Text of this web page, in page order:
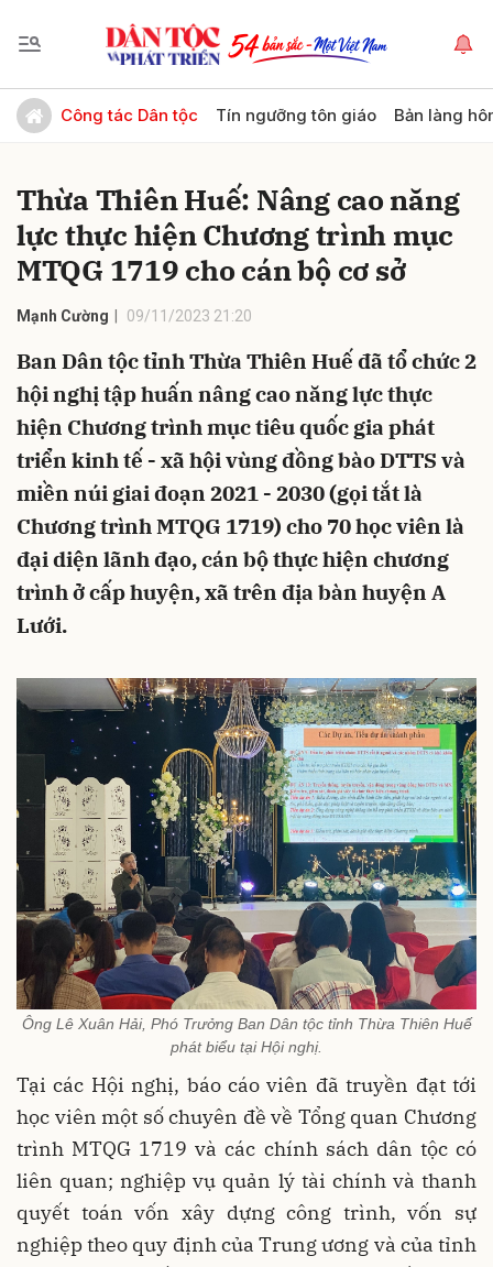
Công tác Dân tộc Tín ngưỡng tôn giáo Bản làng
Thừa Thiên Huế: Nâng cao năng
lực thực hiện Chương trình mục
MTQG 1719 cho cán bộ cơ sở
Mạnh Cường 09/11/2023 21:20
Ban Dân tộc tỉnh Thừa Thiên Huế đã tổ chức 2
hội nghị tập huấn nâng cao năng lực thực
hiện Chương trình mục tiêu quốc gia phát
triển kinh tế - xã hội vùng đồng bào DTTS và
miền núi giai đoạn 2021 - 2030 (gọi tắt là
Chương trình MTQG 1719) cho 70 học viên là
đại diện lãnh đạo, cán bộ thực hiện chương
trình ở cấp huyện, xã trên địa bàn huyện A
Lưới.
Ông Lê Xuân Hải, Phó Trưởng Ban Dân tộc tỉnh Thừa Thiên Huế
phát biểu tại Hội nghị.
Tại các Hội nghị, báo cáo viên đã truyền đạt tới
học viên một số chuyên đề về Tổng quan Chương
trình MTQG 1719 và các chính sách dân tộc có
liên quan; nghiệp vụ quản lý tài chính và thanh
quyết toán vốn xây dựng công trình, vốn sự
nghiệp theo quy định của Trung ương và của tỉnh
Gửi bình luận